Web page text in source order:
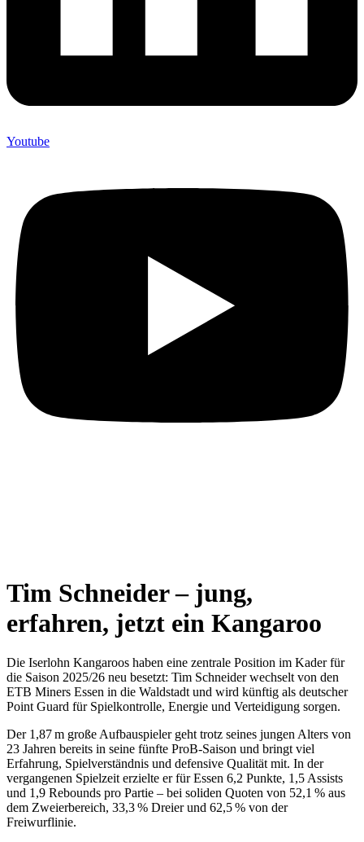
Youtube
Tim Schneider – jung,
erfahren, jetzt ein Kangaroo
Die Iserlohn Kangaroos haben eine zentrale Position im Kader für
die Saison 2025/26 neu besetzt: Tim Schneider wechselt von den
ETB Miners Essen in die Waldstadt und wird künftig als deutscher
Point Guard für Spielkontrolle, Energie und Verteidigung sorgen.
Der 1,87 m große Aufbauspieler geht trotz seines jungen Alters von
23 Jahren bereits in seine fünfte ProB-Saison und bringt viel
Erfahrung, Spielverständnis und defensive Qualität mit. In der
vergangenen Spielzeit erzielte er für Essen 6,2 Punkte, 1,5 Assists
und 1,9 Rebounds pro Partie – bei soliden Quoten von 52,1 % aus
dem Zweierbereich, 33,3 % Dreier und 62,5 % von der
Freiwurflinie.